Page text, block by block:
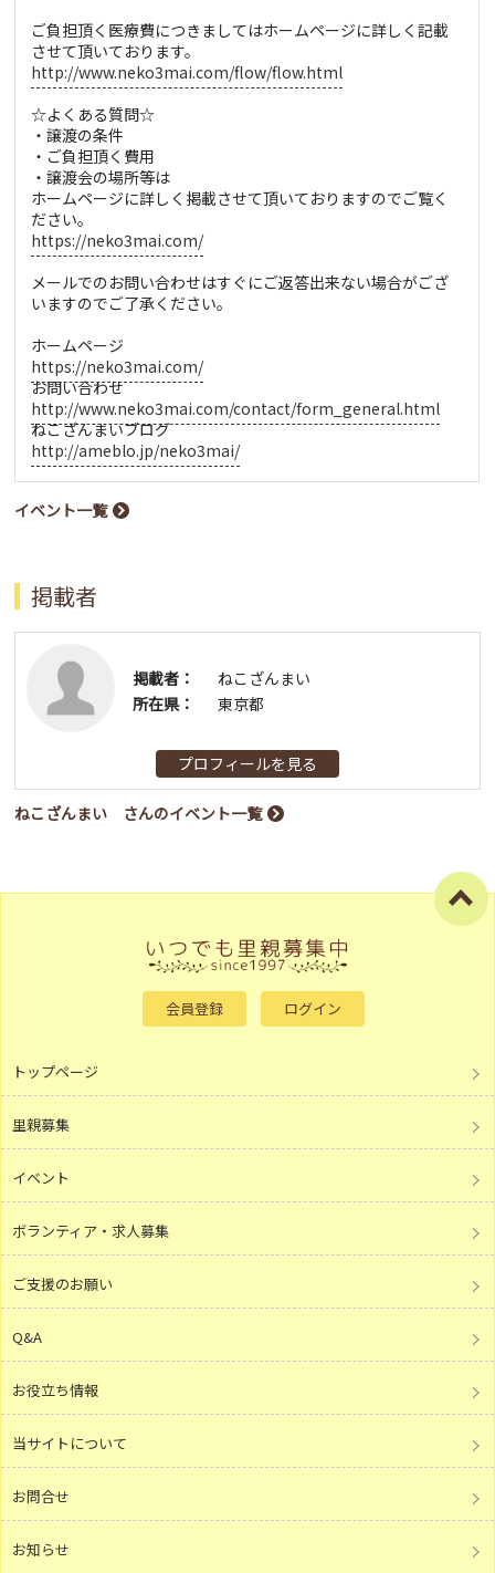
ご負担頂く医療費につきましてはホームページに詳しく記載
させて頂いております。
http://www.neko3mai.com/flow/flow.html
☆よくある質問☆
・譲渡の条件
・ご負担頂く費用
・譲渡会の場所等は
ホームページに詳しく掲載させて頂いておりますのでご覧く
ださい。
https://neko3mai.com/
メールでのお問い合わせはすぐにご返答出来ない場合がござ
いますのでご了承ください。
ホームページ
https://neko3mai.com/
お問い合わせ
http://www.neko3mai.com/contact/form_general.html
ねこざんまいブログ
http://ameblo.jp/neko3mai/
イベント一覧
掲載者
掲載者：
ねこざんまい
所在県：
東京都
プロフィールを見る
ねこざんまい さんのイベント一覧
会員登録 ログイン
トップページ
里親募集
イベント
ボランティア・求人募集
ご支援のお願い
Q&A
お役立ち情報
当サイトについて
お問合せ
お知らせ